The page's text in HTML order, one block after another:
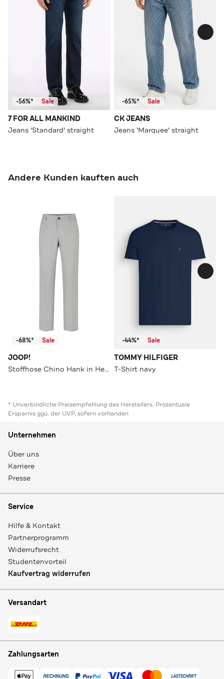
-56%* Sale
7 FOR ALL MANKIND
Jeans 'Standard' straight
-65%* Sale
CK JEANS
Jeans 'Marquee' straight
Andere Kunden kauften auch
-68%* Sale
JOOP!
Stoffhose Chino Hank in Hellgrau meliert hellgrau meliert Slim
-44%* Sale
TOMMY HILFIGER
T-Shirt navy
* Unverbindliche Preisempfehlung des Herstellers. Prozentuale
Ersparnis ggü. der UVP, sofern vorhanden
Unternehmen
Über uns
Karriere
Presse
Service
Hilfe & Kontakt
Partnerprogramm
Widerrufsrecht
Studentenvorteil
Kaufvertrag widerrufen
Versandart
Zahlungsarten